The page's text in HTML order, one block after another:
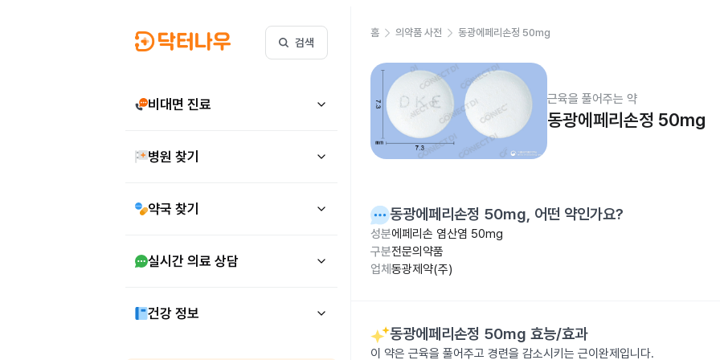
검색
비대면 진료
병원 찾기
약국 찾기
실시간 의료 상담
건강 정보
홈 의약품 사전 동광에페리손정 50mg
근육을 풀어주는 약
동광에페리손정 50mg
동광에페리손정 50mg, 어떤 약인가요?
성분에페리손 염산염 50mg
구분전문의약품
업체 동광제약(주)
동광에페리손정 50mg 효능/효과
이 약은 근육을 풀어주고 경련을 감소시키는 근이완제입니다.